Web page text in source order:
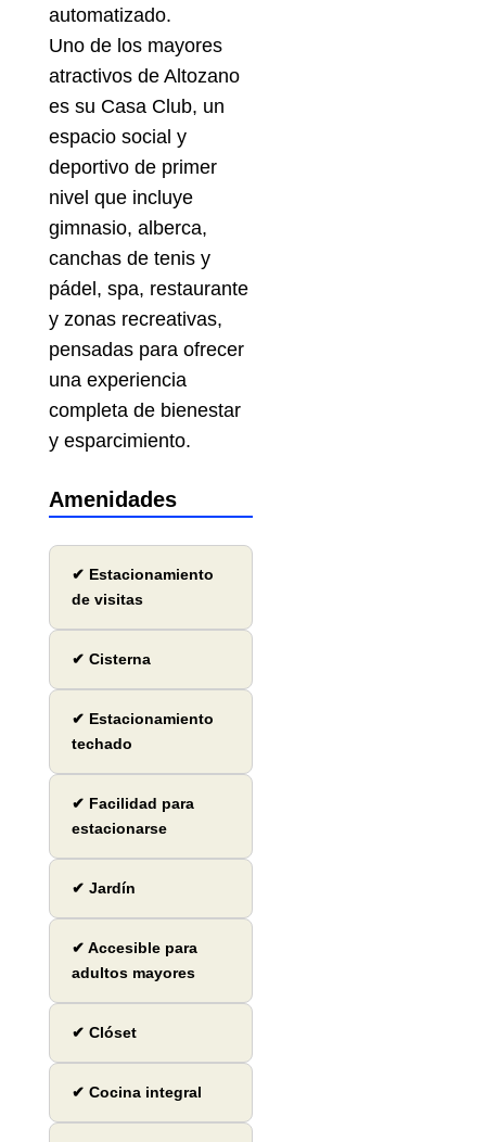
automatizado.
Uno de los mayores
atractivos de Altozano
es su Casa Club, un
espacio social y
deportivo de primer
nivel que incluye
gimnasio, alberca,
canchas de tenis y
pádel, spa, restaurante
y zonas recreativas,
pensadas para ofrecer
una experiencia
completa de bienestar
y esparcimiento.
Amenidades
✔ Estacionamiento
de visitas
✔ Cisterna
✔ Estacionamiento
techado
✔ Facilidad para
estacionarse
✔ Jardín
✔ Accesible para
adultos mayores
✔ Clóset
✔ Cocina integral